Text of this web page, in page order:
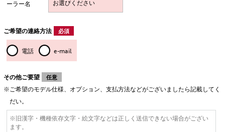
ーラー名
ご希望の連絡方法 必須
電話 e-mail
その他ご要望 任意
ご希望のモデル仕様、オプション、支払方法などがございましたら記載してく
だい。